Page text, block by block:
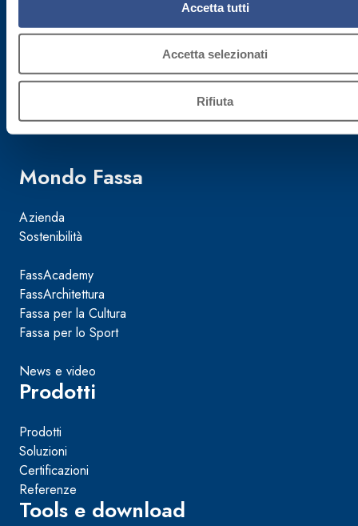
Accetta tutti
Accetta selezionati
Rifiuta
€ 50.000.000,00
Mondo Fassa
Azienda
Sostenibilità
FassAcademy
FassArchitettura
Fassa per la Cultura
Fassa per lo Sport
News e video
Prodotti
Prodotti
Soluzioni
Certificazioni
Referenze
Tools e download